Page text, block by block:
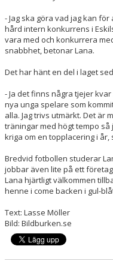
- Jag ska göra vad jag kan
hård intern konkurrens i
vara med och konkurrera
snabbhet, betonar Lana.
Det har hänt en del i laget
- Ja det finns några tjejer
nya unga spelare som
alla. Jag trivs utmärkt. Det är
träningar med högt tempo så
kriga om en topplacering i år,
Bredvid fotbollen studerar
jobbar även lite på ett
Lana hjärtligt välkommen
henne i come backen i gul-
Text: Lasse Möller
Bild: Bildburken.se